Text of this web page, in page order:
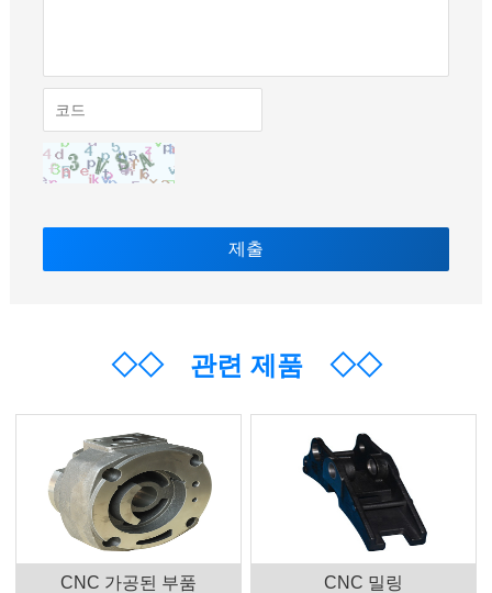
◇◇관련 제품 ◇◇
CNC 가공된 부품 CNC 밀링